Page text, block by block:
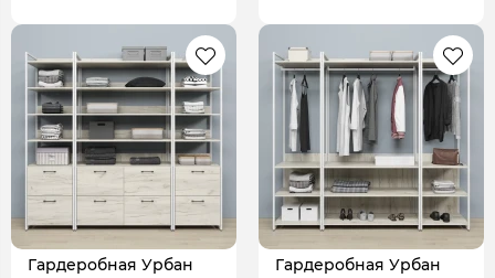
Гардеробная Урбан
Гардеробная Урбан